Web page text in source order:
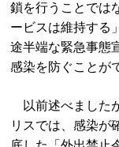
鎖を行うことでは
ービスは維持する
途半端な緊急事態
感染を防ぐことが
以前述べました
リスでは、感染が